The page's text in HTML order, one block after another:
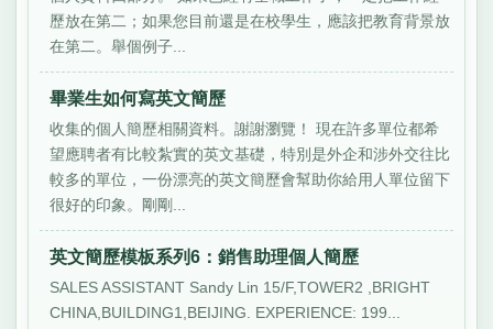
歷放在第二；如果您目前還是在校學生，應該把教育背景放
在第二。舉個例子...
畢業生如何寫英文簡歷
收集的個人簡歷相關資料。謝謝瀏覽！ 現在許多單位都希
望應聘者有比較紮實的英文基礎，特別是外企和涉外交往比
較多的單位，一份漂亮的英文簡歷會幫助你給用人單位留下
很好的印象。剛剛...
英文簡歷模板系列6：銷售助理個人簡歷
SALES ASSISTANT Sandy Lin 15/F,TOWER2 ,BRIGHT
CHINA,BUILDING1,BEIJING. EXPERIENCE: 199...